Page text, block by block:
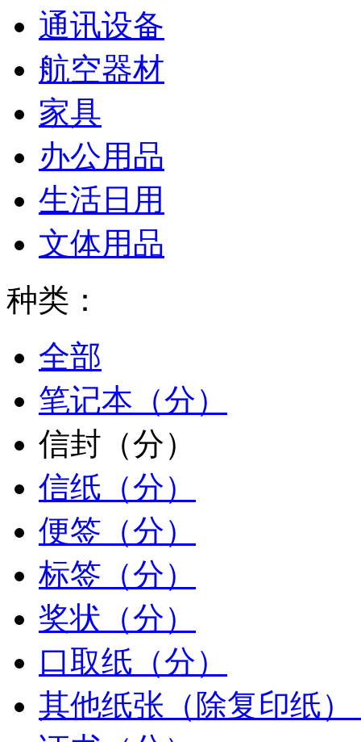
通讯设备
航空器材
家具
办公用品
生活日用
文体用品
种类：
全部
笔记本（分）
信封（分）
信纸（分）
便签（分）
标签（分）
奖状（分）
口取纸（分）
其他纸张（除复印纸